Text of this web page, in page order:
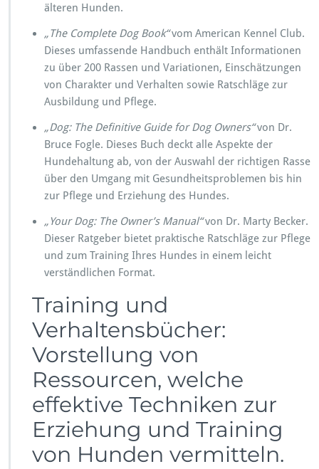
älteren Hunden.
„The Complete Dog Book“vom American Kennel Club.
Dieses umfassende Handbuch enthält Informationen
zu über 200 Rassen und Variationen, Einschätzungen
von Charakter und Verhalten sowie Ratschläge zur
Ausbildung und Pflege.
„Dog: The Definitive Guide for Dog Owners“von Dr.
Bruce Fogle. Dieses Buch deckt alle Aspekte der
Hundehaltung ab, von der Auswahl der richtigen Rasse
über den Umgang mit Gesundheitsproblemen bis hin
zur Pflege und Erziehung des Hundes.
„Your Dog: The Owner’s Manual“von Dr. Marty Becker.
Dieser Ratgeber bietet praktische Ratschläge zur Pflege
und zum Training Ihres Hundes in einem leicht
verständlichen Format.
Training und
Verhaltensbücher:
Vorstellung von
Ressourcen, welche
effektive Techniken zur
Erziehung und Training
von Hunden vermitteln.